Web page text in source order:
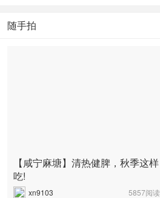
随手拍
【咸宁麻塘】清热健脾，秋季这样
吃!
5857阅读
xn9103